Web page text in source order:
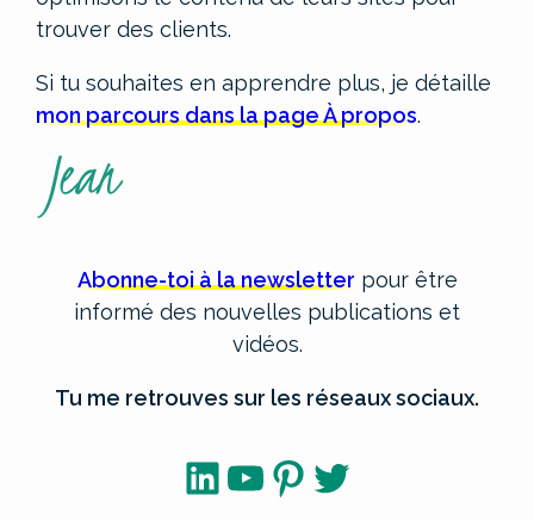
trouver des clients.
Si tu souhaites en apprendre plus, je détaille
mon parcours dans la page À propos.
Abonne-toi à la newsletter pour être
informé des nouvelles publications et
vidéos.
Tu me retrouves sur les réseaux sociaux.
LinkedIn
YouTube
Pinterest
Twitter